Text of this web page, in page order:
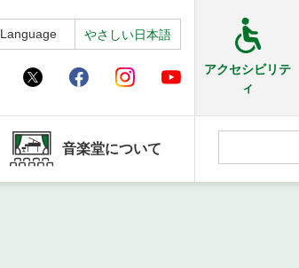
Language やさしい日本語
アクセシビリテ
ィ
音楽堂について